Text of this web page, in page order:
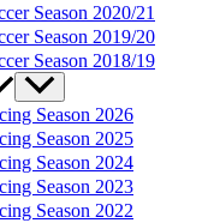
Season 2020/21
Season 2019/20
Season 2018/19
Season 2026
Season 2025
Season 2024
Season 2023
Season 2022